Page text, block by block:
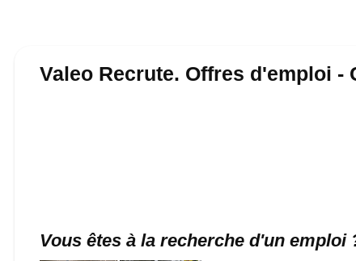
Valeo Recrute. Offres d'emploi -
Vous êtes à la recherche d'un